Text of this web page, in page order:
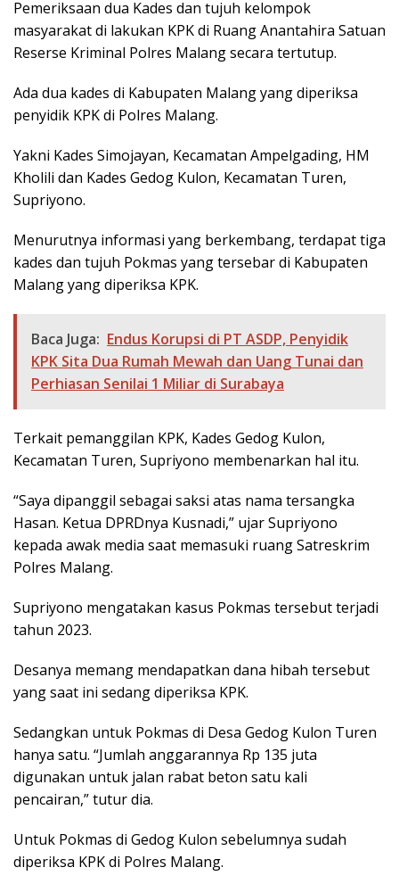
Pemeriksaan dua Kades dan tujuh kelompok
masyarakat di lakukan KPK di Ruang Anantahira Satuan
Reserse Kriminal Polres Malang secara tertutup.
Ada dua kades di Kabupaten Malang yang diperiksa
penyidik KPK di Polres Malang.
Yakni Kades Simojayan, Kecamatan Ampelgading, HM
Kholili dan Kades Gedog Kulon, Kecamatan Turen,
Supriyono.
Menurutnya informasi yang berkembang, terdapat tiga
kades dan tujuh Pokmas yang tersebar di Kabupaten
Malang yang diperiksa KPK.
Baca Juga: Endus Korupsi di PT ASDP, Penyidik
KPK Sita Dua Rumah Mewah dan Uang Tunai dan
Perhiasan Senilai 1 Miliar di Surabaya
Terkait pemanggilan KPK, Kades Gedog Kulon,
Kecamatan Turen, Supriyono membenarkan hal itu.
“Saya dipanggil sebagai saksi atas nama tersangka
Hasan. Ketua DPRDnya Kusnadi,” ujar Supriyono
kepada awak media saat memasuki ruang Satreskrim
Polres Malang.
Supriyono mengatakan kasus Pokmas tersebut terjadi
tahun 2023.
Desanya memang mendapatkan dana hibah tersebut
yang saat ini sedang diperiksa KPK.
Sedangkan untuk Pokmas di Desa Gedog Kulon Turen
hanya satu. “Jumlah anggarannya Rp 135 juta
digunakan untuk jalan rabat beton satu kali
pencairan,” tutur dia.
Untuk Pokmas di Gedog Kulon sebelumnya sudah
diperiksa KPK di Polres Malang.